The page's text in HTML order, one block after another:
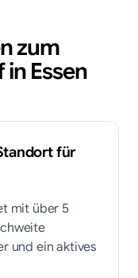
zum
inEssen
für
mit über 5
und ein aktives